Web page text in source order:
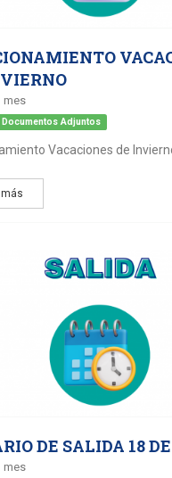
mes
Documentos Adjuntos
Vacaciones de
más
DE SALIDA 18
mes